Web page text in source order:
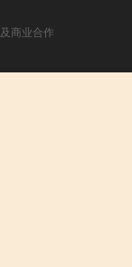
商业合作